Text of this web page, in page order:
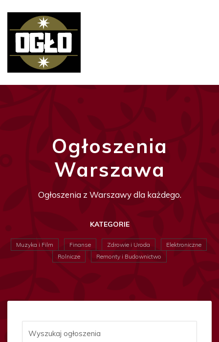
Ogłoszenia
Warszawa
Ogłoszenia z Warszawy dla każdego.
KATEGORIE
Muzyka i Film Finanse Zdrowie i Uroda
Elektroniczne
Rolnicze
Remonty i Budownictwo